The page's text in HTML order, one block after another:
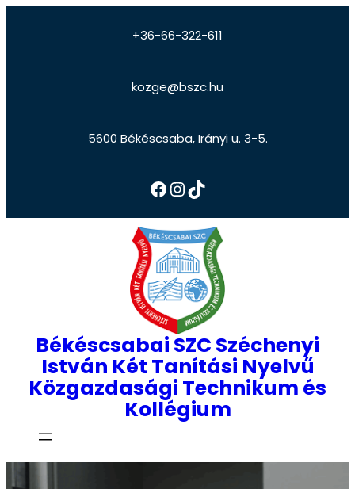
+36-66-322-611
kozge@bszc.hu
5600 Békéscsaba, Irányi u. 3-5.
Békéscsabai SZC Széchenyi
István Két Tanítási Nyelvű
Közgazdasági Technikum és
Kollégium